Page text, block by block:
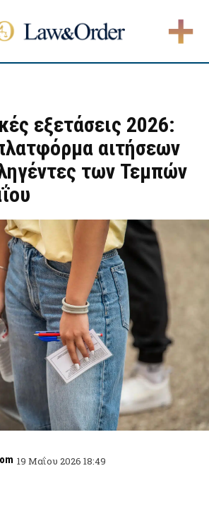
εξετάσεις 2026:
αιτήσεων
των Τεμπών
19 Μαΐου 2026 18:49